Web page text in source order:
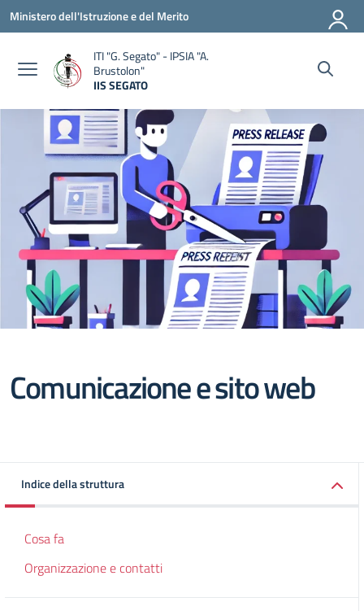
Vai ai contenuti
Vai al menu di navigazione
Vai al footer
Ministero dell'Istruzione e del Merito
ITI "G. Segato" - IPSIA "A.
Brustolon"
IIS SEGATO
Comunicazione e sito web
Indice della struttura
Cosa fa
Organizzazione e contatti